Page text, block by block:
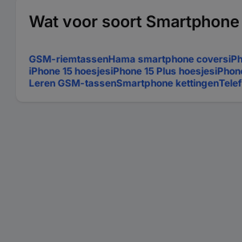
Wat voor soort
GSM-riemtassenHama smartphone covers
iPhone 15 hoesjesiPhone 15 Plus hoesjes
Leren GSM-tassenSmartphone kettingen